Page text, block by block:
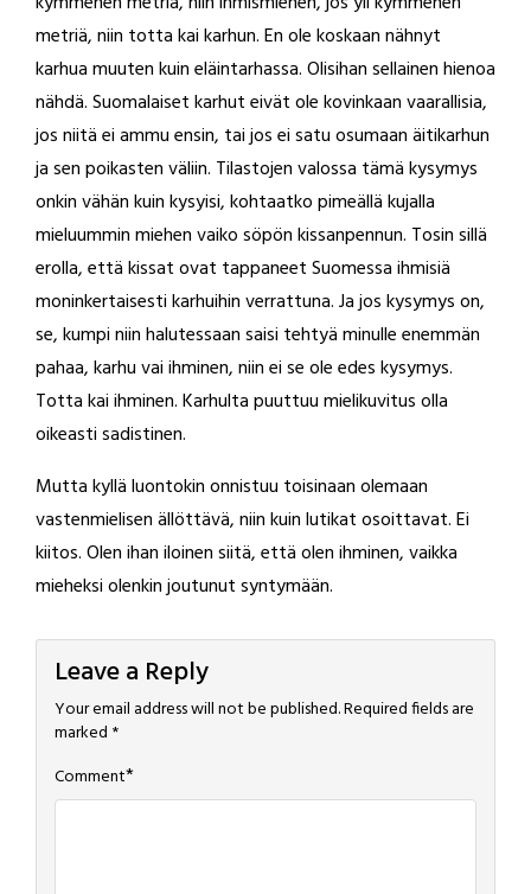
metriä, niin totta kai karhun. En ole koskaan nähnyt
karhua muuten kuin eläintarhassa. Olisihan sellainen hienoa
nähdä. Suomalaiset karhut eivät ole kovinkaan vaarallisia,
jos niitä ei ammu ensin, tai jos ei satu osumaan äitikarhun
ja sen poikasten väliin. Tilastojen valossa tämä kysymys
onkin vähän kuin kysyisi, kohtaatko pimeällä kujalla
mieluummin miehen vaiko söpön kissanpennun. Tosin sillä
erolla, että kissat ovat tappaneet Suomessa ihmisiä
moninkertaisesti karhuihin verrattuna. Ja jos kysymys on,
se, kumpi niin halutessaan saisi tehtyä minulle enemmän
pahaa, karhu vai ihminen, niin ei se ole edes kysymys.
Totta kai ihminen. Karhulta puuttuu mielikuvitus olla
oikeasti sadistinen.
Mutta kyllä luontokin onnistuu toisinaan olemaan
vastenmielisen ällöttävä, niin kuin lutikat osoittavat. Ei
kiitos. Olen ihan iloinen siitä, että olen ihminen, vaikka
mieheksi olenkin joutunut syntymään.
Leave a Reply
Your email address will not be published.Required fields are
marked *
Comment*